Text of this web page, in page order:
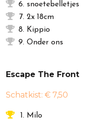
6. snoetebelletjes
7. 2x 18cm
8. Kippio
9. Onder ons
Escape The Front
Schatkist: € 7,50
1. Milo